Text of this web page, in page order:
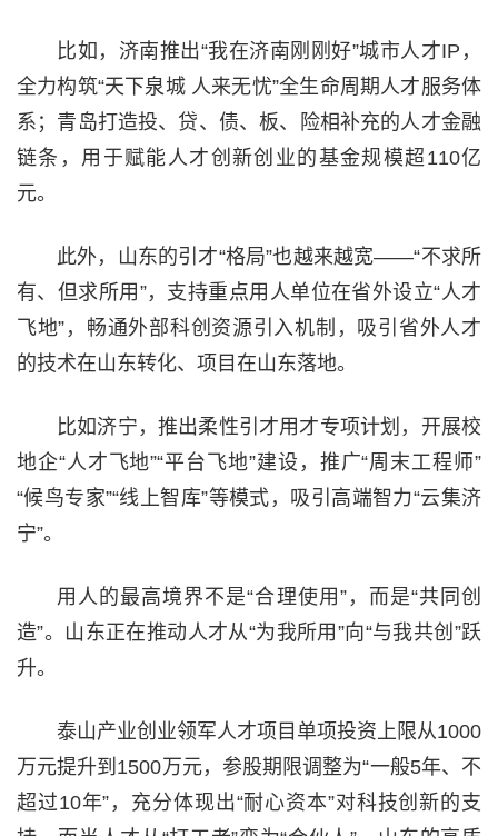
比如，济南推出“我在济南刚刚好”城市人才IP，
全力构筑“天下泉城 人来无忧”全生命周期人才服务体
系；青岛打造投、贷、债、板、险相补充的人才金融
链条，用于赋能人才创新创业的基金规模超110亿
元。
此外，山东的引才“格局”也越来越宽——“不求所
有、但求所用”，支持重点用人单位在省外设立“人才
飞地”，畅通外部科创资源引入机制，吸引省外人才
的技术在山东转化、项目在山东落地。
比如济宁，推出柔性引才用才专项计划，开展校
地企“人才飞地”“平台飞地”建设，推广“周末工程师”
“候鸟专家”“线上智库”等模式，吸引高端智力“云集济
宁”。
用人的最高境界不是“合理使用”，而是“共同创
造”。山东正在推动人才从“为我所用”向“与我共创”跃
升。
泰山产业创业领军人才项目单项投资上限从1000
万元提升到1500万元，参股期限调整为“一般5年、不
超过10年”，充分体现出“耐心资本”对科技创新的支